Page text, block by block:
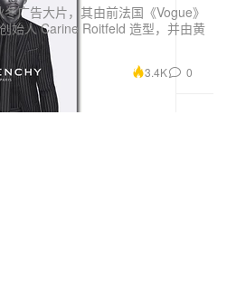
广告大片，其由前法国《Vogue》
始人 Carine Roitfeld 造型，并由黄
3.4K 0